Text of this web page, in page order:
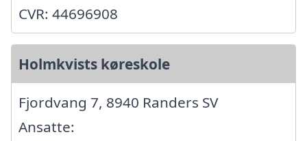
CVR: 44696908
Holmkvists køreskole
Fjordvang 7, 8940 Randers SV
Ansatte: